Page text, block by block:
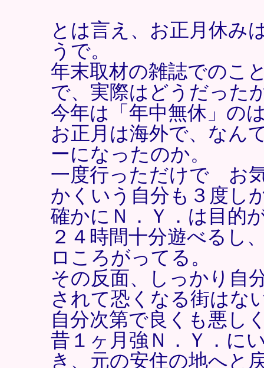
とは言え、お正月休
うで。
年末取材の雑誌でのこ
で、実際はどうだった
今年は「年中無休」の
お正月は海外で、な
ーになったのか。
一度行っただけで お
かくいう自分も３度し
確かにＮ．Ｙ．は目的
２４時間十分遊べるし
ロころがってる。
その反面、しっかり
されて恐くなる街はな
自分次第で良くも悪し
昔１ヶ月強Ｎ．Ｙ．に
き、元の安住の地へと